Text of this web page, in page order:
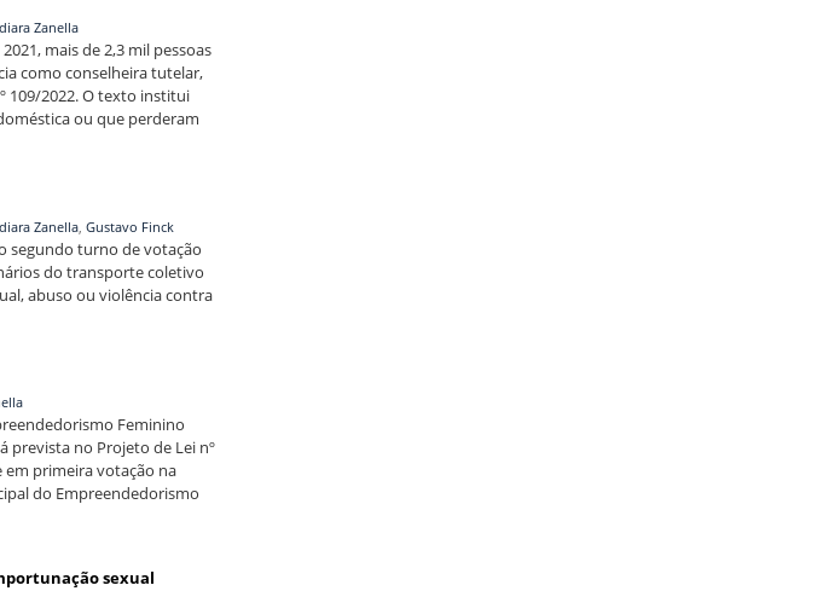
Zanella
mais de 2,3 mil pessoas
como conselheira tutelar,
109/2022. O texto institui
ou que perderam
Zanella, Gustavo Finck
segundo turno de votação
do transporte coletivo
abuso ou violência contra
Feminino
prevista no Projeto de Lei nº
em primeira votação na
do Empreendedorismo
sexual